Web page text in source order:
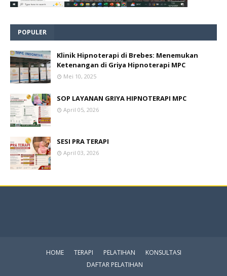
POPULER
Klinik Hipnoterapi di Brebes: Menemukan
Ketenangan di Griya Hipnoterapi MPC
Mei 10, 2025
SOP LAYANAN GRIYA HIPNOTERAPI MPC
April 05, 2026
SESI PRA TERAPI
April 03, 2026
HOME TERAPI PELATIHAN
KONSULTASI
DAFTAR PELATIHAN